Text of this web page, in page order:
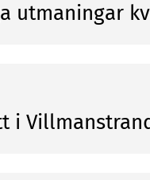
utmaningar
i